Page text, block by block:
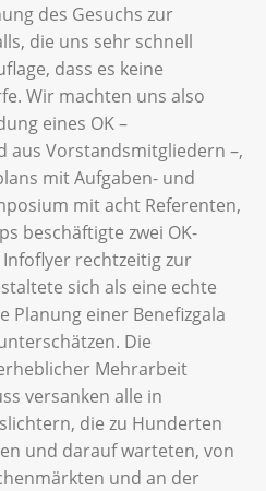
des Gesuchs zur
die uns sehr schnell
dass es keine
Wir machten uns also
eines OK –
aus Vorstandsmitgliedern –,
mit Aufgaben- und
mit acht Referenten,
beschäftigte zwei OK-
rechtzeitig zur
sich als eine echte
Planung einer Benefizgala
Die
Mehrarbeit
versanken alle in
die zu Hunderten
und darauf warteten, von
und an der